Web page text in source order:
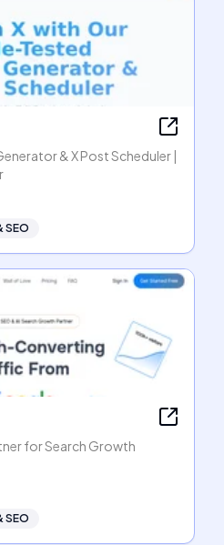
& X Post Scheduler |
SEO
for Search Growth
SEO